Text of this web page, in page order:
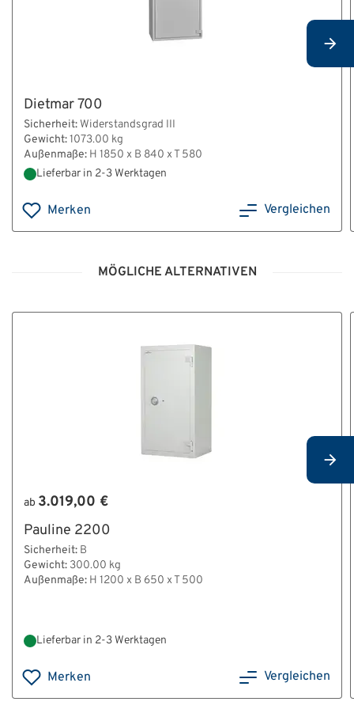
Dietmar 700
Sicherheit: Widerstandsgrad III
Gewicht:1073.00 kg
Außenmaße: H 1850 x B 840 x T 580
Lieferbar in 2-3 Werktagen
Merken Vergleichen
MÖGLICHE ALTERNATIVEN
ab 3.019,00 €
Pauline 2200
Sicherheit: B
Gewicht: 300.00 kg
Außenmaße: H 1200 x B 650 x T 500
Lieferbar in 2-3 Werktagen
Merken Vergleichen